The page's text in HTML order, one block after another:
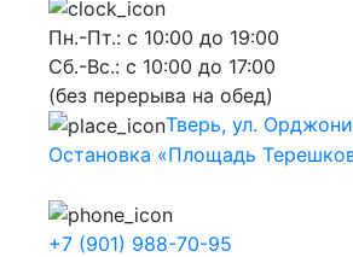
Пн.-Пт.: с 10:00 до 19:00
Сб.-Вс.: с 10:00 до 17:00
(без перерыва на обед)
Тверь, ул.
Остановка «Площадь
+7 (901) 988-70-95